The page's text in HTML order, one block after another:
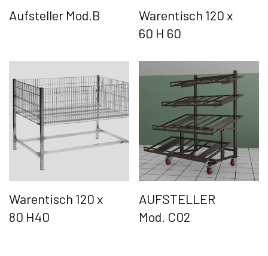
Aufsteller Mod.B
Warentisch 120 x
60 H 60
Warentisch 120 x
80 H40
AUFSTELLER
Mod. C02